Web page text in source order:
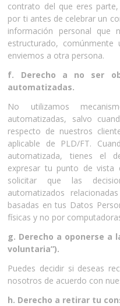
contrato del que eres
por ti antes de celebrar un
información personal que
estructurado,
enviemos a otra persona.
f. Derecho a no ser
automatizadas.
No utilizamos
automatizadas, salvo
respecto de nuestros
aplicable de PLD/FT.
automatizada, tienes el
expresar tu punto de vista
solicitar que las
automatizados
basadas en tus Datos
físicas y no por
g. Derecho a oponerse a
voluntaria”).
Puedes decidir si deseas
nosotros de acuerdo con
h. Derecho a retirar tu